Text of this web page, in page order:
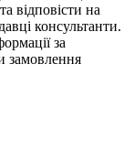
відповісти на
консультанти.
за
замовлення